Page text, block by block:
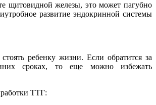
щитовидной железы, это может пагубно
развитие эндокринной системы
ребенку жизни. Если обратится за
сроках, то еще можно избежать
ТТГ: